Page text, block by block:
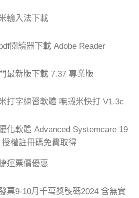
輸入法下載
閱讀器下載 Adobe Reader
最新版下載 7.37 專業版
打字練習軟體 嘸蝦米快打 V1.3c
化軟體 Advanced Systemcare 19
授權註冊碼免費取得
運票價優惠
票9-10月千萬獎號碼2024 含無實